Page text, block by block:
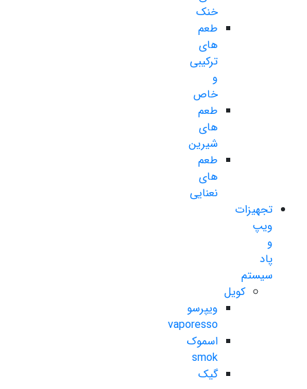
خنک
طعم
های
ترکیبی
و
خاص
طعم
های
شیرین
طعم
های
نعنایی
تجهیزات
ویپ
و
پاد
سیستم
کویل
ویپرسو
vaporesso
اسموک
smok
گیک